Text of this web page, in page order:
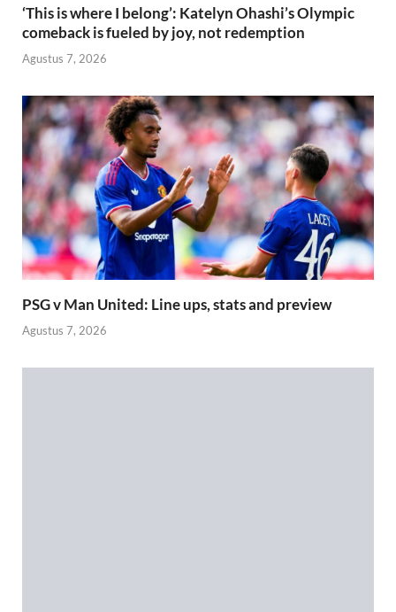
‘This is where I belong’: Katelyn Ohashi’s Olympic
comeback is fueled by joy, not redemption
Agustus 7, 2026
PSG v Man United: Line ups, stats and preview
Agustus 7, 2026